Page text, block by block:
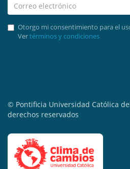
Otorgo mi consentimiento para el
Vertérminos y condiciones
© Pontificia Universidad Católica
derechos reservados